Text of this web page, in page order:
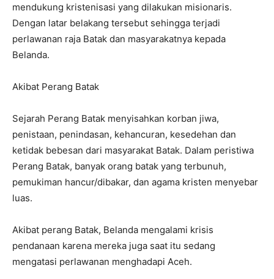
mendukung kristenisasi yang dilakukan misionaris.
Dengan latar belakang tersebut sehingga terjadi
perlawanan raja Batak dan masyarakatnya kepada
Belanda.
Akibat Perang Batak
Sejarah Perang Batak menyisahkan korban jiwa,
penistaan, penindasan, kehancuran, kesedehan dan
ketidak bebesan dari masyarakat Batak. Dalam peristiwa
Perang Batak, banyak orang batak yang terbunuh,
pemukiman hancur/dibakar, dan agama kristen menyebar
luas.
Akibat perang Batak, Belanda mengalami krisis
pendanaan karena mereka juga saat itu sedang
mengatasi perlawanan menghadapi Aceh.